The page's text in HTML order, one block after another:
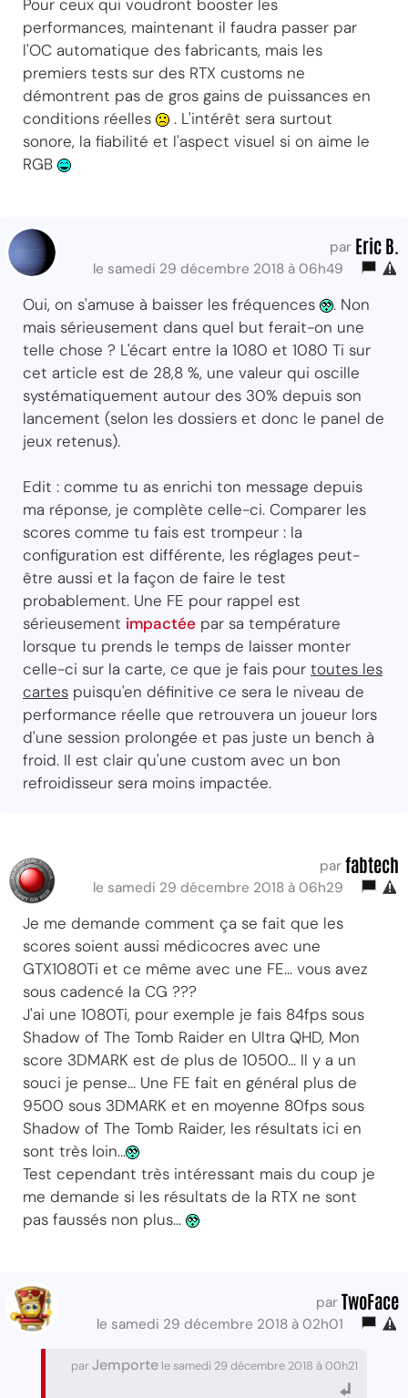
Pour ceux qui voudront booster les
performances, maintenant il faudra passer par
l'OC automatique des fabricants, mais les
premiers tests sur des RTX customs ne
démontrent pas de gros gains de puissances en
conditions réelles
. L'intérêt sera surtout
sonore, la fiabilité et l'aspect visuel si on aime le
RGB
par Eric B.
le samedi 29 décembre 2018 à 06h49
Oui, on s'amuse à baisser les fréquences
. Non
mais sérieusement dans quel but ferait-on une
telle chose ? L'écart entre la 1080 et 1080 Ti sur
cet article est de 28,8 %, une valeur qui oscille
systématiquement autour des 30% depuis son
lancement (selon les dossiers et donc le panel de
jeux retenus).
Edit : comme tu as enrichi ton message depuis
ma réponse, je complète celle-ci. Comparer les
scores comme tu fais est trompeur : la
configuration est différente, les réglages peut-
être aussi et la façon de faire le test
probablement. Une FE pour rappel est
sérieusement impactée par sa température
lorsque tu prends le temps de laisser monter
celle-ci sur la carte, ce que je fais pour toutes les
cartes puisqu'en définitive ce sera le niveau de
performance réelle que retrouvera un joueur lors
d'une session prolongée et pas juste un bench à
froid. Il est clair qu'une custom avec un bon
refroidisseur sera moins impactée.
par fabtech
le samedi 29 décembre 2018 à 06h29
Je me demande comment ça se fait que les
scores soient aussi médicocres avec une
GTX1080Ti et ce même avec une FE... vous avez
sous cadencé la CG ???
J'ai une 1080Ti, pour exemple je fais 84fps sous
Shadow of The Tomb Raider en Ultra QHD, Mon
score 3DMARK est de plus de 10500... Il y a un
souci je pense... Une FE fait en général plus de
9500 sous 3DMARK et en moyenne 80fps sous
Shadow of The Tomb Raider, les résultats ici en
sont très loin...
Test cependant très intéressant mais du coup je
me demande si les résultats de la RTX ne sont
pas faussés non plus...
par TwoFace
le samedi 29 décembre 2018 à 02h01
parJemporte le samedi 29 décembre 2018 à 00h21